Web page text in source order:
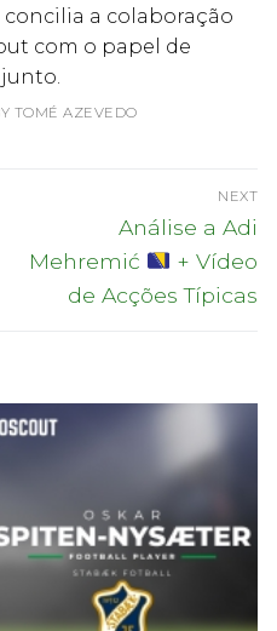
a colaboração
com o papel de
TOMÉ AZEVEDO
NEXT
Next
post:
Análise a Adi
Mehremić
+ Vídeo
de Acções Típicas